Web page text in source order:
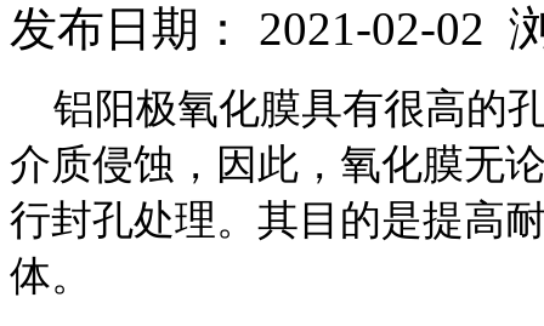
发布日期： 2021-02-02
铝阳极氧化膜具有很高的
介质侵蚀，因此，氧化膜无
行封孔处理。其目的是提高
体。